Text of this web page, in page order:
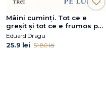
Mâini cuminți. Tot ce e
greşit şi tot ce e frumos pe
lume
Eduard Dragu
25.9 lei 51.80 lei